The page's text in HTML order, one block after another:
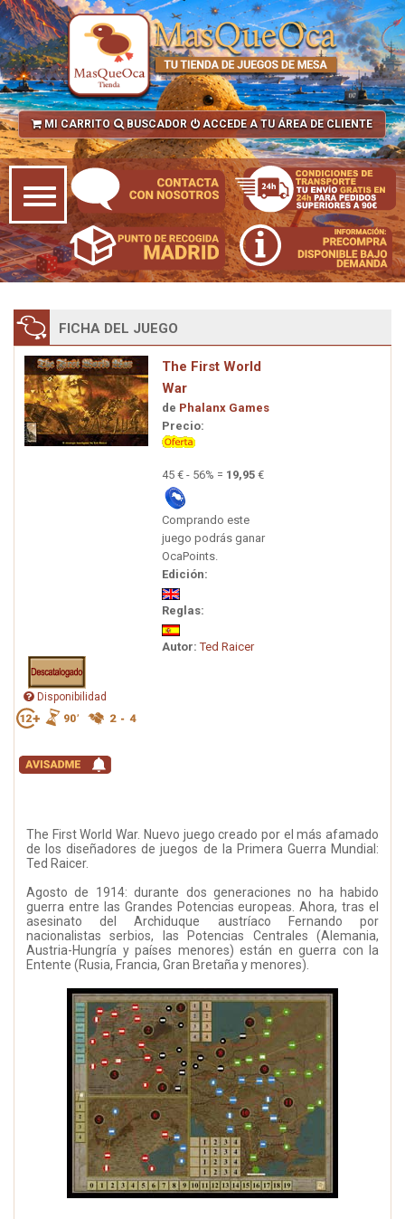
MI CARRITO BUSCADOR ACCEDE A TU ÁREA DE CLIENTE
FICHA DEL JUEGO
The First World
War
de Phalanx Games
Precio:
45 € - 56% = 19,95 €
Comprando este
juego podrás ganar
OcaPoints.
Edición:
Reglas:
Autor:Ted Raicer
Disponibilidad
The First World War. Nuevo juego creado por el más afamado
de los diseñadores de juegos de la Primera Guerra Mundial:
Ted Raicer.
Agosto de 1914: durante dos generaciones no ha habido
guerra entre las Grandes Potencias europeas. Ahora, tras el
asesinato del Archiduque austríaco Fernando por
nacionalistas serbios, las Potencias Centrales (Alemania,
Austria-Hungría y países menores) están en guerra con la
Entente (Rusia, Francia, Gran Bretaña y menores).